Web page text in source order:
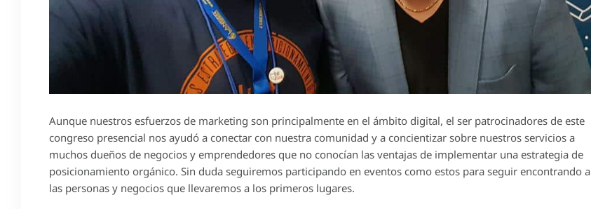
Aunque nuestros esfuerzos de marketing son principalmente en el ámbito digital, el ser patrocinadores de este
congreso presencial nos ayudó a conectar con nuestra comunidad y a concientizar sobre nuestros servicios a
muchos dueños de negocios y emprendedores que no conocían las ventajas de implementar una estrategia de
posicionamiento orgánico. Sin duda seguiremos participando en eventos como estos para seguir encontrando a
las personas y negocios que llevaremos a los primeros lugares.